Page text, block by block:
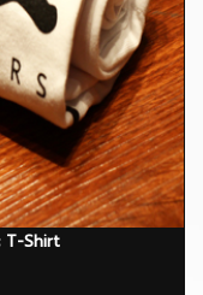
T-Shirt